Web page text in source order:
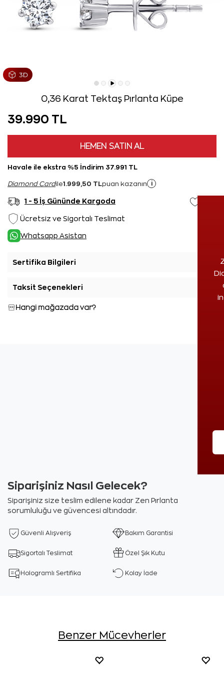
0,36 Karat Tektaş Pırlanta Küpe
39.990 TL
HEMEN SATIN AL
Havale ile ekstra %5 İndirim 37.991 TL
Diamond Cardile1.999,50 TL puan kazanın i
1 - 5 İş Gününde Kargoda
Ücretsiz ve Sigortalı Teslimat
Whatsapp Asistan
Sertifika Bilgileri
Taksit Seçenekleri
Hangi mağazada var?
Siparişiniz Nasıl Gelecek?
Siparişiniz size teslim edilene kadar Zen Pırlanta
sorumluluğu ve güvencesi altındadır.
Güvenli Alışveriş Bakım Garantisi
Sigortalı Teslimat Özel Şık Kutu
Hologramlı Sertifika Kolay İade
Benzer Mücevherler